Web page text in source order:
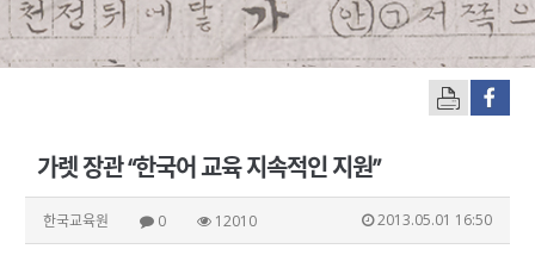
가렛 장관 “한국어 교육 지속적인 지원”
한국교육원 0 12010 2013.05.01 16:50